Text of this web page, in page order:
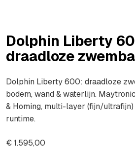
Dolphin Liberty
draadloze
Dolphin Liberty 600: draadloze
bodem, wand & waterlijn.
& Homing, multi-layer (fijn/
runtime.
€1.595,00